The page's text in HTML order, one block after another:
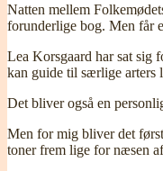
Natten mellem
forunderlige bog. Men får
Lea Korsgaard har sat sig
kan guide til særlige arters
Det bliver også en
Men for mig bliver det
toner frem lige for næsen